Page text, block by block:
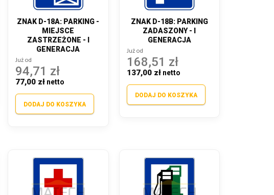
ZNAK D-18A: PARKING -
MIEJSCE
ZASTRZEŻONE - I
GENERACJA
Już od
94,71 zł
77,00 zł
DODAJ DO KOSZYKA
ZNAK D-18B: PARKING
ZADASZONY - I
GENERACJA
Już od
168,51 zł
137,00 zł
DODAJ DO KOSZYKA